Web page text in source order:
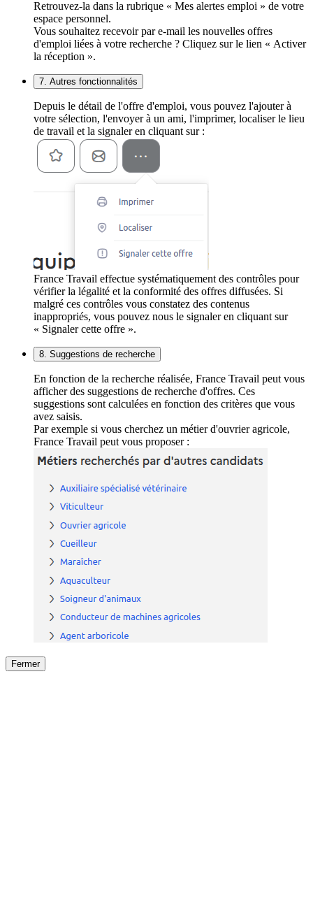
Retrouvez-la dans la rubrique « Mes alertes emploi » de votre
espace personnel.
Vous souhaitez recevoir par e-mail les nouvelles offres
d'emploi liées à votre recherche ? Cliquez sur le lien « Activer
la réception ».
7. Autres fonctionnalités
Depuis le détail de l'offre d'emploi, vous pouvez l'ajouter à
votre sélection, l'envoyer à un ami, l'imprimer, localiser le lieu
de travail et la signaler en cliquant sur :
France Travail effectue systématiquement des contrôles pour
vérifier la légalité et la conformité des offres diffusées. Si
malgré ces contrôles vous constatez des contenus
inappropriés, vous pouvez nous le signaler en cliquant sur
« Signaler cette offre ».
8. Suggestions de recherche
En fonction de la recherche réalisée, France Travail peut vous
afficher des suggestions de recherche d'offres. Ces
suggestions sont calculées en fonction des critères que vous
avez saisis.
Par exemple si vous cherchez un métier d'ouvrier agricole,
France Travail peut vous proposer :
Fermer